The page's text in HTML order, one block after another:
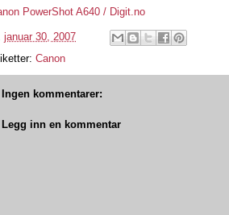
PowerShot A640 / Digit.no
januar 30, 2007
Canon
Ingen kommentarer:
Legg inn en kommentar